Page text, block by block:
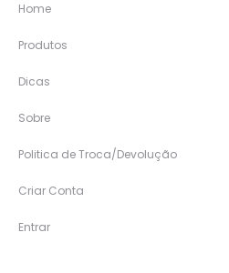
Home
Produtos
Dicas
Sobre
Politica de Troca/Devolução
Criar Conta
Entrar